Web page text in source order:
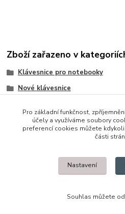
Zboží zařazeno v
Klávesnice pro notebooky
Nové klávesnice
© 2014 - 2025 Díly pro notebooky
Upravit sběr
Pro základní funkčnost,
účely a využíváme soubory
preferencí cookies můžete
části
Nastavení
Souhlas můžete